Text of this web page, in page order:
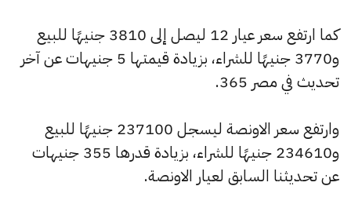
كما ارتفع سعر عيار 12 ليصل إلى 3810 جنيهًا للبيع
و3770 جنيهًا للشراء، بزيادة قيمتها 5 جنيهات عن آخر
تحديث في مصر 365.
وارتفع سعر الاونصة ليسجل 237100 جنيهًا للبيع
و234610 جنيهًا للشراء، بزيادة قدرها 355 جنيهات
عن تحديثنا السابق لعيار الاونصة.